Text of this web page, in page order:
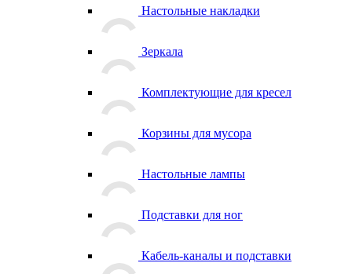
Настольные накладки
Зеркала
Комплектующие для кресел
Корзины для мусора
Настольные лампы
Подставки для ног
Кабель-каналы и подставки